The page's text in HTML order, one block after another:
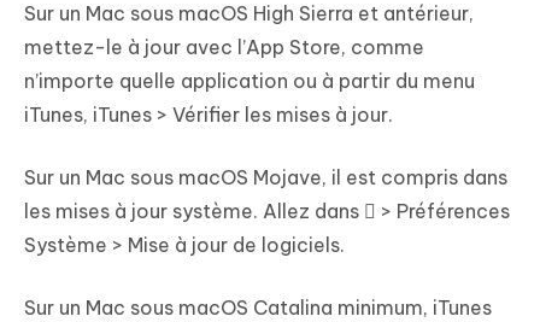
Sur un Mac sous macOS High Sierra et antérieur,
mettez-le à jour avec l’App Store, comme
n’importe quelle application ou à partir du menu
iTunes, iTunes > Vérifier les mises à jour.
Sur un Mac sous macOS Mojave, il est compris dans
les mises à jour système. Allez dans  > Préférences
Système > Mise à jour de logiciels.
Sur un Mac sous macOS Catalina minimum, iTunes